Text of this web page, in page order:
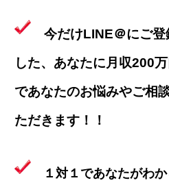
今だけLINE＠にご登
した、あなたに月収200
であなたのお悩みやご相
ただきます！！
１対１であなたがわか